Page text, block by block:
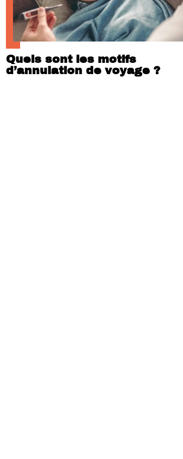
Quels sont les motifs
d’annulation de voyage ?